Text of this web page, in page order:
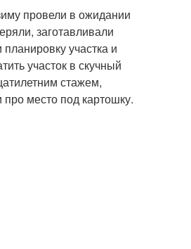
провели в ожидании
заготавливали
участка и
участок в скучный
стажем,
место под картошку.